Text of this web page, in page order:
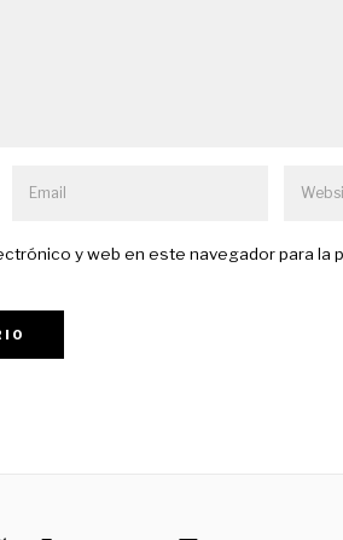
y web en este navegador para la